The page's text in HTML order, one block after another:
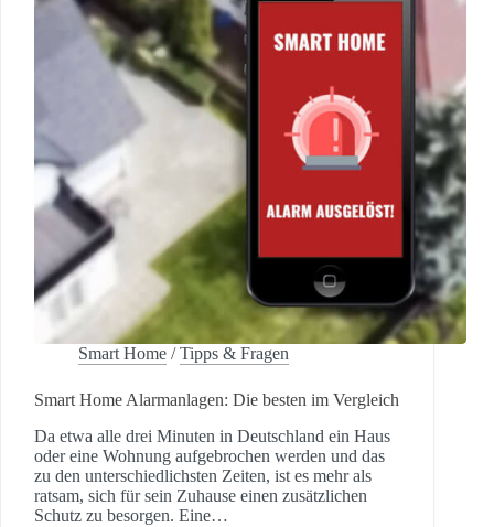
Smart Home /Tipps & Fragen
Smart Home Alarmanlagen: Die besten im Vergleich
Da etwa alle drei Minuten in Deutschland ein Haus
oder eine Wohnung aufgebrochen werden und das
zu den unterschiedlichsten Zeiten, ist es mehr als
ratsam, sich für sein Zuhause einen zusätzlichen
Schutz zu besorgen. Eine…